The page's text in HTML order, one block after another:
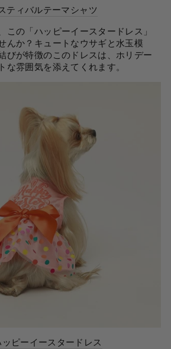
ティバルテーマシャツ
この「ハッピーイースタードレス」
んか？キュートなウサギと水玉模
びが特徴のこのドレスは、ホリデー
な雰囲気を添えてくれます。
ピーイースタードレス